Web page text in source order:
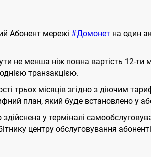
Абонент мережі #Домонет на один
не менша ніж повна вартість 12-
транзакцією.
трьох місяців згідно з діючим
план, який буде встановлено у
у терміналі
центру обслуговування